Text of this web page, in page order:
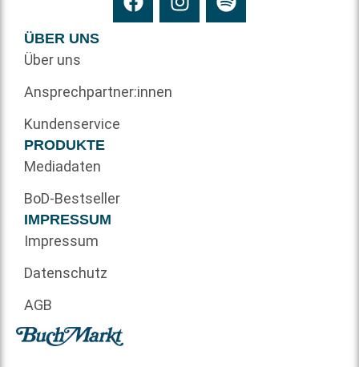
ÜBER UNS
Über uns
Ansprechpartner:innen
Kundenservice
PRODUKTE
Mediadaten
BoD-Bestseller
IMPRESSUM
Impressum
Datenschutz
AGB